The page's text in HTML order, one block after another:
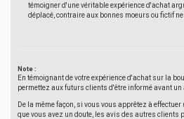
témoigner d'une véritable expérience d'achat
déplacé, contraire aux bonnes moeurs ou fictif
Note :
En témoignant de votre expérience d'achat sur la
permettez aux futurs clients d'être informé avant un
De la même façon, si vous vous apprêtez à
que vous avez un doute, les avis des autres clients